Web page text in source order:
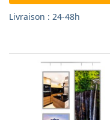
Livraison : 24-48h